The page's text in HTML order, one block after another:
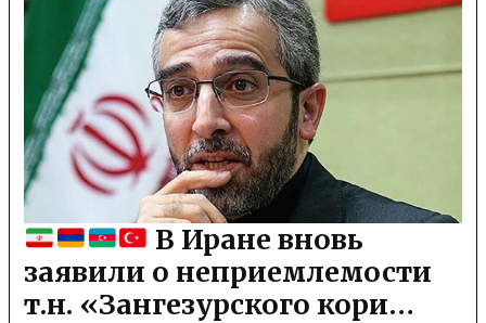
В Иране вновь
заявили о неприемлемости
т.н. «Зангезурского кори…